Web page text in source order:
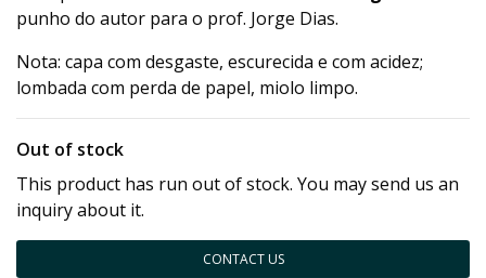
punho do autor para o prof. Jorge Dias.
Nota: capa com desgaste, escurecida e com acidez;
lombada com perda de papel, miolo limpo.
Out of stock
This product has run out of stock. You may send us an
inquiry about it.
CONTACT US